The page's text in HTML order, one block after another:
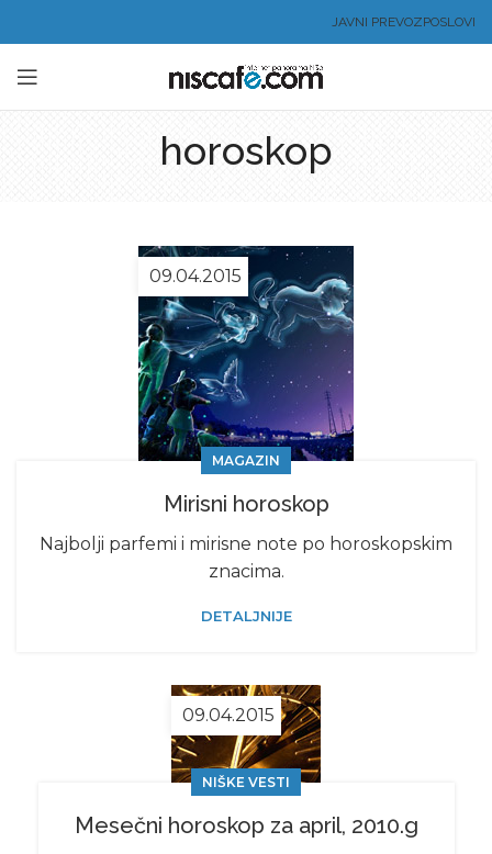
JAVNI PREVOZPOSLOVI
horoskop
09.04.2015
MAGAZIN
Mirisni horoskop
Najbolji parfemi i mirisne note po horoskopskim
znacima.
DETALJNIJE
09.04.2015
NIŠKE VESTI
Mesečni horoskop za april, 2010.g